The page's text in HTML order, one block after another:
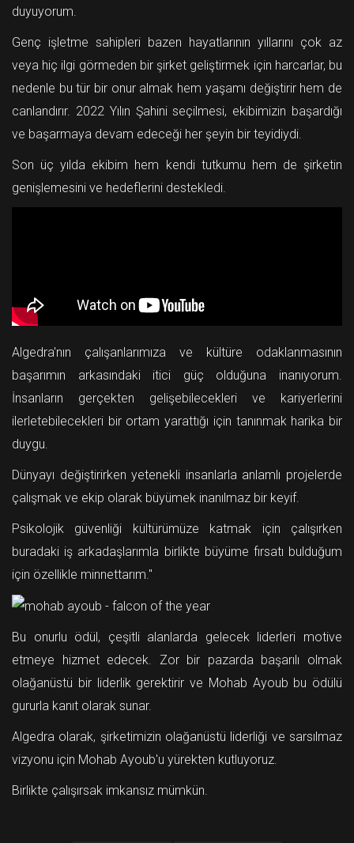
duyuyorum.
Genç işletme sahipleri bazen hayatlarının yıllarını çok az
veya hiç ilgi görmeden bir şirket geliştirmek için harcarlar, bu
nedenle bu tür bir onur almak hem yaşamı değiştirir hem de
canlandırır. 2022 Yılın Şahini seçilmesi, ekibimizin başardığı
ve başarmaya devam edeceği her şeyin bir teyidiydi.
Son üç yılda ekibim hem kendi tutkumu hem de şirketin
genişlemesini ve hedeflerini destekledi.
Algedra'nın çalışanlarımıza ve kültüre odaklanmasının
başarımın arkasındaki itici güç olduğuna inanıyorum.
İnsanların gerçekten gelişebilecekleri ve kariyerlerini
ilerletebilecekleri bir ortam yarattığı için tanınmak harika bir
duygu.
Dünyayı değiştirirken yetenekli insanlarla anlamlı projelerde
çalışmak ve ekip olarak büyümek inanılmaz bir keyif.
Psikolojik güvenliği kültürümüze katmak için çalışırken
buradaki iş arkadaşlarımla birlikte büyüme fırsatı bulduğum
için özellikle minnettarım.''
Bu onurlu ödül, çeşitli alanlarda gelecek liderleri motive
etmeye hizmet edecek. Zor bir pazarda başarılı olmak
olağanüstü bir liderlik gerektirir ve Mohab Ayoub bu ödülü
gururla kanıt olarak sunar.
Algedra olarak, şirketimizin olağanüstü liderliği ve sarsılmaz
vizyonu için Mohab Ayoub'u yürekten kutluyoruz.
Birlikte çalışırsak imkansız mümkün.